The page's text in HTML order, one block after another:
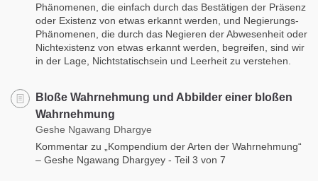
Phänomenen, die einfach durch das Bestätigen der Präsenz
oder Existenz von etwas erkannt werden, und Negierungs-
Phänomenen, die durch das Negieren der Abwesenheit oder
Nichtexistenz von etwas erkannt werden, begreifen, sind wir
in der Lage, Nichtstatischsein und Leerheit zu verstehen.
Bloße Wahrnehmung und Abbilder einer bloßen
Wahrnehmung
Geshe Ngawang Dhargye
Kommentar zu „Kompendium der Arten der Wahrnehmung“
– Geshe Ngawang Dhargyey - Teil 3 von 7